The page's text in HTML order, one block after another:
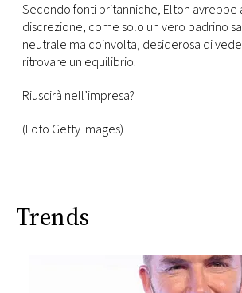
Secondo fonti britanniche, Elton avrebbe
discrezione, come solo un vero padrino
neutrale ma coinvolta, desiderosa di
ritrovare un equilibrio.
Riuscirà nell’impresa?
(Foto Getty Images)
Trends